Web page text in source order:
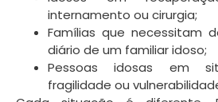
internamento ou cirurgia;
Famílias que necessitam
diário de um familiar idoso;
Pessoas idosas em
fragilidade ou